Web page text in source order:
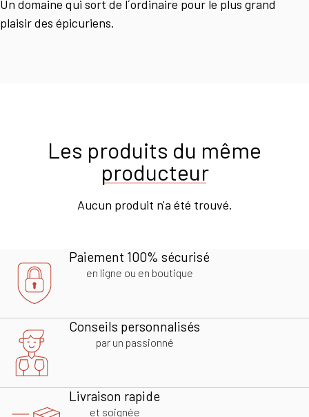
Un domaine qui sort de l´ordinaire pour le plus grand
plaisir des épicuriens.
Les produits du même
producteur
Aucun produit n'a été trouvé.
Paiement 100% sécurisé
en ligne ou en boutique
Conseils personnalisés
par un passionné
Livraison rapide
et soignée